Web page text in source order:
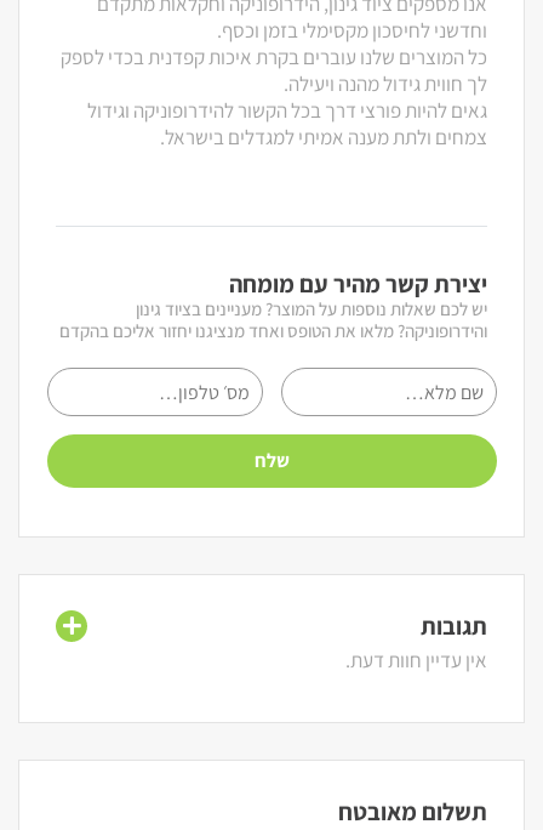
וחדשני לחיסכון מקסימלי בזמן וכסף.
כל המוצרים שלנו עוברים בקרת איכות קפדנית בכדי לספק
לך חווית גידול מהנה ויעילה.
גאים להיות פורצי דרך בכל הקשור להידרופוניקה וגידול
צמחים ולתת מענה אמיתי למגדלים בישראל.
יצירת קשר מהיר עם מומחה
יש לכם שאלות נוספות על המוצר? מעניינים בציוד גינון
והידרופוניקה? מלאו את הטופס ואחד מנציגנו יחזור אליכם בהקדם
תגובות
אין עדיין חוות דעת.
תשלום מאובטח